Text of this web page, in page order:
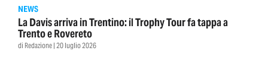
NEWS
La Davis arriva in Trentino: il Trophy Tour fa tappa a
Trento e Rovereto
di Redazione | 20 luglio 2026